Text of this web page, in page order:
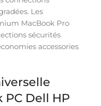
Les
MacBook Pro
sécurités
accessories
PC Dell HP